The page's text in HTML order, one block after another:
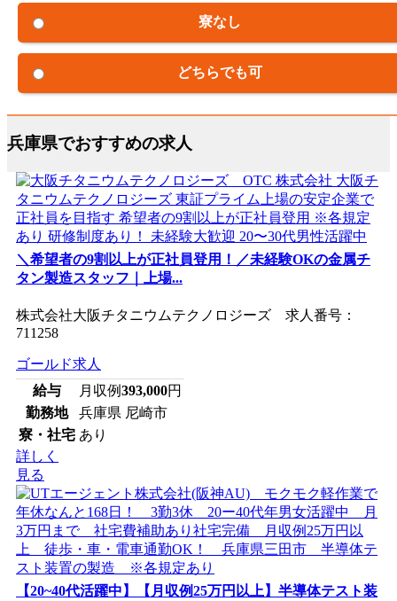
寮なし
どちらでも可
兵庫県でおすすめの求人
＼希望者の9割以上が正社員登用！／未経験OKの金属チ
タン製造スタッフ｜上場...
株式会社大阪チタニウムテクノロジーズ 求人番号：
711258
ゴールド求人
給与
月収例393,000円
勤務地
兵庫県 尼崎市
寮・社宅 あり
詳しく
見る
【20~40代活躍中】【月収例25万円以上】半導体テスト装